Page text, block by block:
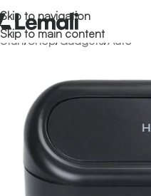
Skip to navigation
Skip to main content
Start/Shop/ Gadgets/Auto